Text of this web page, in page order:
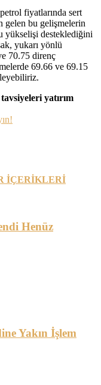
fiyatlarında sert
gelen bu gelişmelerin
yükselişi desteklediğini
yukarı yönlü
70.75 direnç
69.66 ve 69.15
yatırım
İÇERİKLERİ
Henüz
Yakın İşlem